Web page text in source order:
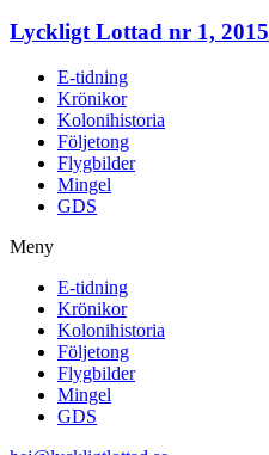
Lyckligt Lottad nr 1, 2015
E-tidning
Krönikor
Kolonihistoria
Följetong
Flygbilder
Mingel
GDS
Meny
E-tidning
Krönikor
Kolonihistoria
Följetong
Flygbilder
Mingel
GDS